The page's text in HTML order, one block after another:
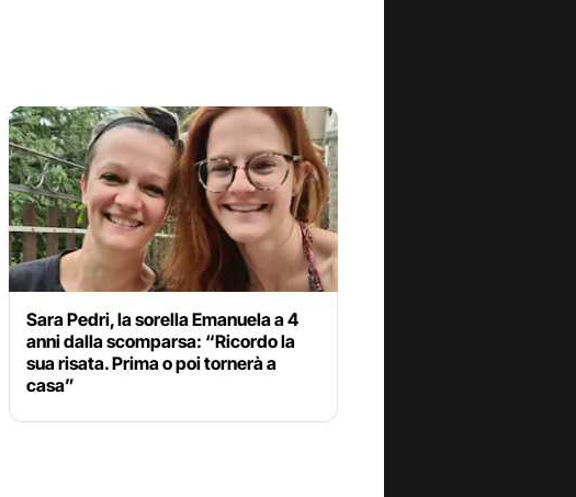
Sara Pedri, la sorella Emanuela a 4
anni dalla scomparsa: “Ricordo la
sua risata. Prima o poi tornerà a
casa”